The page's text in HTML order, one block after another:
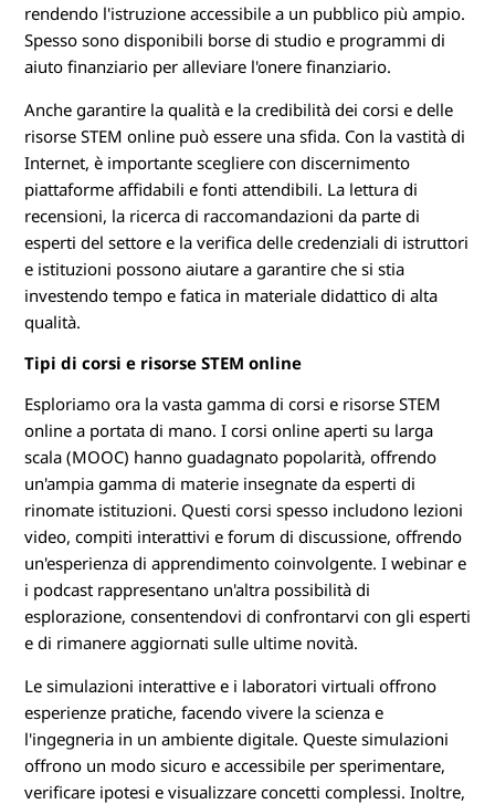
rendendo l'istruzione accessibile a un pubblico più ampio.
Spesso sono disponibili borse di studio e programmi di
aiuto finanziario per alleviare l'onere finanziario.
Anche garantire la qualità e la credibilità dei corsi e delle
risorse STEM online può essere una sfida. Con la vastità di
Internet, è importante scegliere con discernimento
piattaforme affidabili e fonti attendibili. La lettura di
recensioni, la ricerca di raccomandazioni da parte di
esperti del settore e la verifica delle credenziali di istruttori
e istituzioni possono aiutare a garantire che si stia
investendo tempo e fatica in materiale didattico di alta
qualità.
Tipi di corsi e risorse STEM online
Esploriamo ora la vasta gamma di corsi e risorse STEM
online a portata di mano. I corsi online aperti su larga
scala (MOOC) hanno guadagnato popolarità, offrendo
un'ampia gamma di materie insegnate da esperti di
rinomate istituzioni. Questi corsi spesso includono lezioni
video, compiti interattivi e forum di discussione, offrendo
un'esperienza di apprendimento coinvolgente. I webinar e
i podcast rappresentano un'altra possibilità di
esplorazione, consentendovi di confrontarvi con gli esperti
e di rimanere aggiornati sulle ultime novità.
Le simulazioni interattive e i laboratori virtuali offrono
esperienze pratiche, facendo vivere la scienza e
l'ingegneria in un ambiente digitale. Queste simulazioni
offrono un modo sicuro e accessibile per sperimentare,
verificare ipotesi e visualizzare concetti complessi. Inoltre,